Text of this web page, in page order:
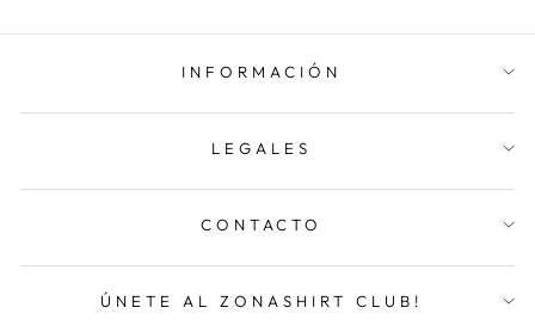
INFORMACIÓN
LEGALES
CONTACTO
ÚNETE AL ZONASHIRT CLUB!